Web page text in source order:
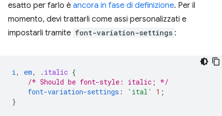
esatto per farlo è ancora in fase di definizione. Per il
momento, devi trattarli come assi personalizzati e
impostarli tramite font-variation-settings :
i, em, . italic {
/* Should be font-style: italic; */
font-variation-settings : 'ital' 1 ;
}